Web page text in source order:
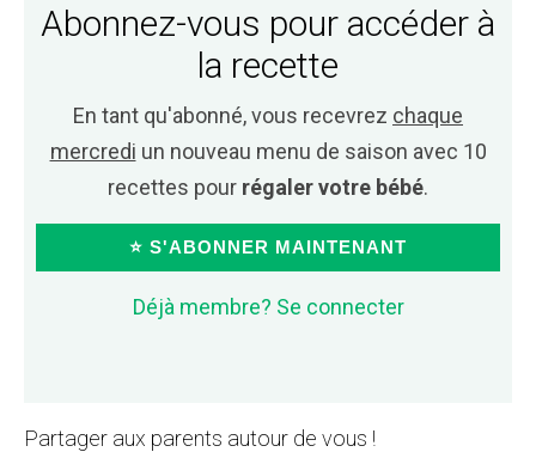
Abonnez-vous pour accéder à
la recette
En tant qu'abonné, vous recevrez chaque
mercredi un nouveau menu de saison avec 10
recettes pour régaler votre bébé.
⭐ S'ABONNER MAINTENANT
Déjà membre? Se connecter
Partager aux parents autour de vous !